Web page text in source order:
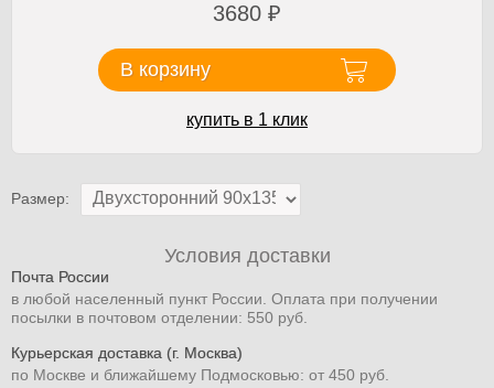
3680 ₽
В корзину
купить в 1 клик
Размер:
Условия доставки
Почта России
в любой населенный пункт России. Оплата при получении
посылки в почтовом отделении: 550 руб.
Курьерская доставка (г. Москва)
по Москве и ближайшему Подмосковью: от 450 руб.